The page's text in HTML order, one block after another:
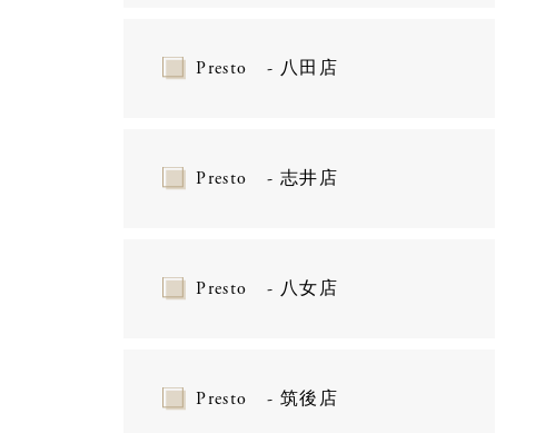
Presto - 八田店
Presto - 志井店
Presto - 八女店
Presto - 筑後店